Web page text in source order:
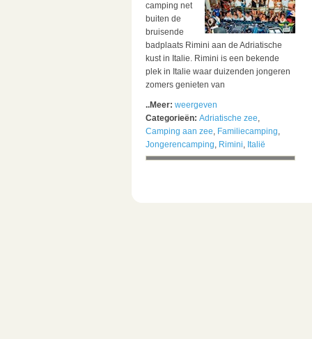
camping net
buiten de
bruisende
badplaats Rimini aan de Adriatische
kust in Italie. Rimini is een bekende
plek in Italie waar duizenden jongeren
zomers genieten van
..Meer: weergeven
Categorieën: Adriatische zee,
Camping aan zee, Familiecamping,
Jongerencamping, Rimini, Italië